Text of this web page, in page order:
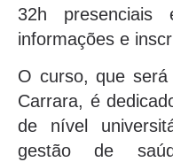
32h
informações e
O curso, que será
Carrara, é
de nível
gestão de